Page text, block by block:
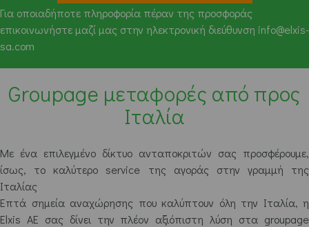
Για οποιαδήποτε πληροφορία πέραν της προσφοράς
επικοινωνήστε μαζί μας στην ηλεκτρονική διεύθυνση info@elxis-
sa.com
Groupage μεταφορές από προς
Ιταλία
Με ένα επιλεγμένο δίκτυο ανταποκριτών σας προσφέρουμε,
ίσως, το καλύτερο service της αγοράς στην γραμμή της
Ιταλίας
Επτά σημεία αναχώρησης που καλύπτουν όλη την Ιταλία, η
Elxis AE σας δίνει την πλέον αξιόπιστη λύση στα groupage